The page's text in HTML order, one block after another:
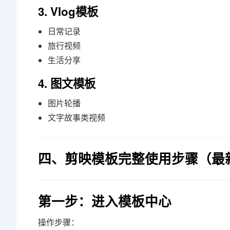
3. Vlog模板
日常记录
旅行视频
生活分享
4. 图文模板
图片轮播
文字故事类视频
四、剪映模板完整使用步骤（最
第一步：进入模板中心
操作步骤：